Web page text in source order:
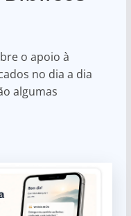
o apoio à
no dia a dia
algumas